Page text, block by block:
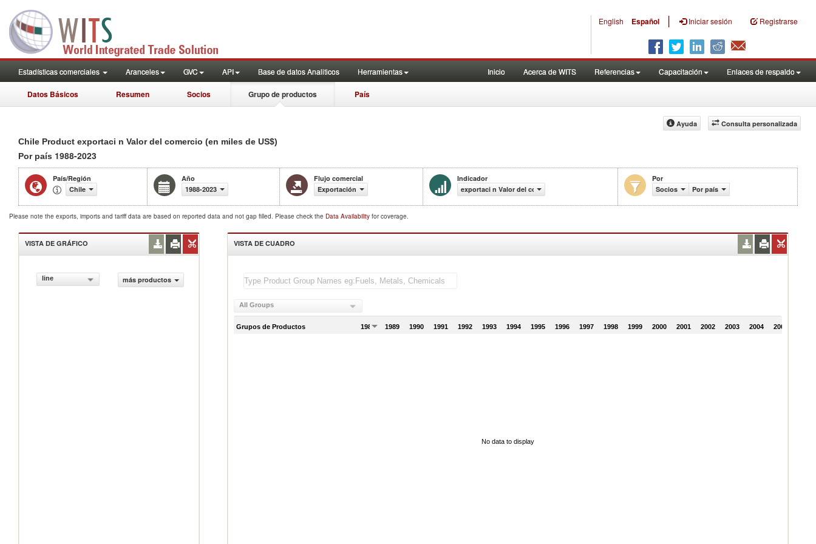
English Español | Iniciar sesión Registrarse
Estadísticas comerciales Aranceles GVC API Base de datos Analiticos Herramientas Inicio Acerca de WITS Referencias Capacitación Enlaces de respaldo
Datos Básicos Resumen Socios Grupo de productos País
Consulta personalizada
Ayuda
Chile Product exportaci n Valor del comercio (en miles de US$)
Por país 1988-2023
País/Región
Chile
Año
1988-2023
Flujo comercial
Exportación
Indicador
exportaci n Valor del comercio (en miles de US$)
Por
Socios
Por país
Please note the exports, imports and tariff data are based on reported data and not gap filled. Please check the Data Availability for coverage.
VISTA DE GRÁFICO
line más productos
VISTA DE CUADRO
All Groups
Grupos de Productos 1988 1989 1990 1991 1992 1993 1994 1995 1996 1997 1998 1999 2000 2001 2002 2003 2004 2005
No data to display